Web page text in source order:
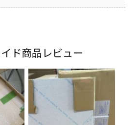
ド商品レビュー